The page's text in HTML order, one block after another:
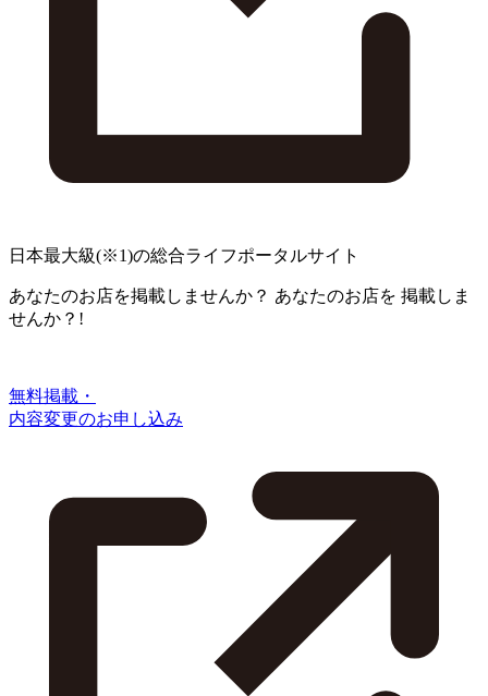
日本最大級(※1)の総合ライフポータルサイト
あなたのお店を掲載しませんか？ あなたのお店を 掲載しま
せんか？!
無料掲載・
内容変更のお申し込み